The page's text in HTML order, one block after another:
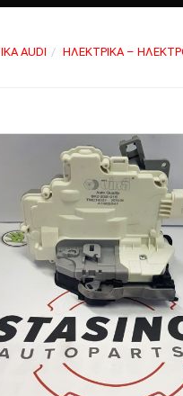
AUDI ΗΛΕΚΤΡΙΚΆ –